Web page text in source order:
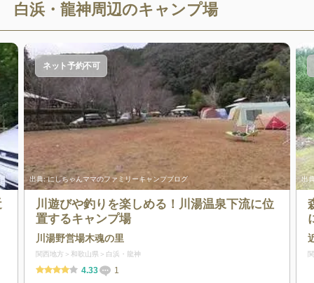
白浜・龍神周辺のキャンプ場
出典:にしちゃんママのファミリーキャンプブログ
ネット予約不可
川遊びや釣りを楽しめる！川湯温泉下流に位
置するキャンプ場
川湯野営場木魂の里
関西地方 和歌山県 白浜・龍神
4.33 1
出